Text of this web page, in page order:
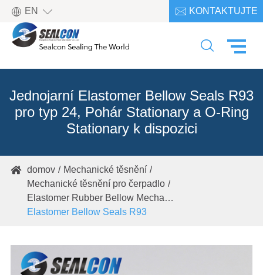
EN   KONTAKTUJTE

Jednojarní Elastomer Bellow Seals R93
pro typ 24, Pohár Stationary a O-Ring
Stationary k dispozici
 domov
Mechanické těsnění
Mechanické těsnění pro čerpadlo
Elastomer Rubber Bellow Mechanical Seals
Elastomer Bellow Seals R93